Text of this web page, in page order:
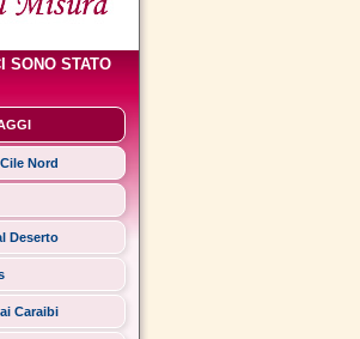
SONO STATO
Nord
Deserto
Caraibi